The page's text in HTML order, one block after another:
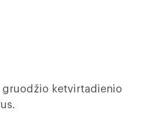
gruodžio ketvirtadienio